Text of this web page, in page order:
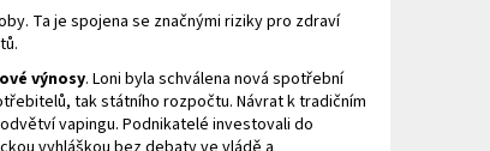
Ta je spojena se značnými riziky pro zdraví
výnosy. Loni byla schválena nová spotřební
tak státního rozpočtu. Návrat k tradičním
vapingu. Podnikatelé investovali do